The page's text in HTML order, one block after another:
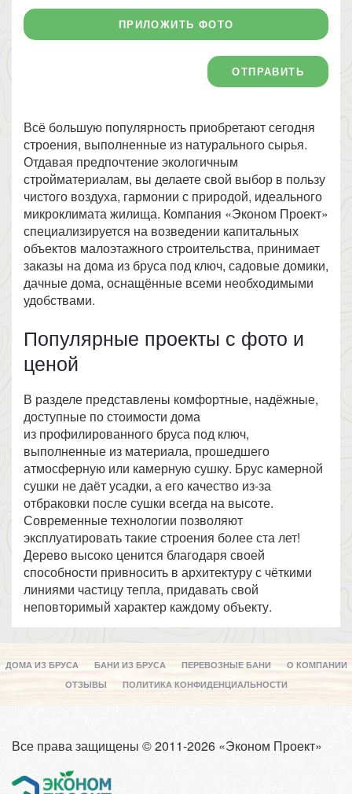
ПРИЛОЖИТЬ ФОТО
ОТПРАВИТЬ
Всё большую популярность приобретают сегодня
строения, выполненные из натурального сырья.
Отдавая предпочтение экологичным
стройматериалам, вы делаете свой выбор в пользу
чистого воздуха, гармонии с природой, идеального
микроклимата жилища. Компания «Эконом Проект»
специализируется на возведении капитальных
объектов малоэтажного строительства, принимает
заказы на дома из бруса под ключ, садовые домики,
дачные дома, оснащённые всеми необходимыми
удобствами.
Популярные проекты с фото и
ценой
В разделе представлены комфортные, надёжные,
доступные по стоимости дома
из профилированного бруса под ключ,
выполненные из материала, прошедшего
атмосферную или камерную сушку. Брус камерной
сушки не даёт усадки, а его качество из-за
отбраковки после сушки всегда на высоте.
Современные технологии позволяют
эксплуатировать такие строения более ста лет!
Дерево высоко ценится благодаря своей
способности привносить в архитектуру с чёткими
линиями частицу тепла, придавать свой
неповторимый характер каждому объекту.
ДОМА ИЗ БРУСА БАНИ ИЗ БРУСА ПЕРЕВОЗНЫЕ БАНИ
О КОМПАНИИ
ОТЗЫВЫ
ПОЛИТИКА КОНФИДЕНЦИАЛЬНОСТИ
Все права защищены © 2011-2026 «Эконом Проект»